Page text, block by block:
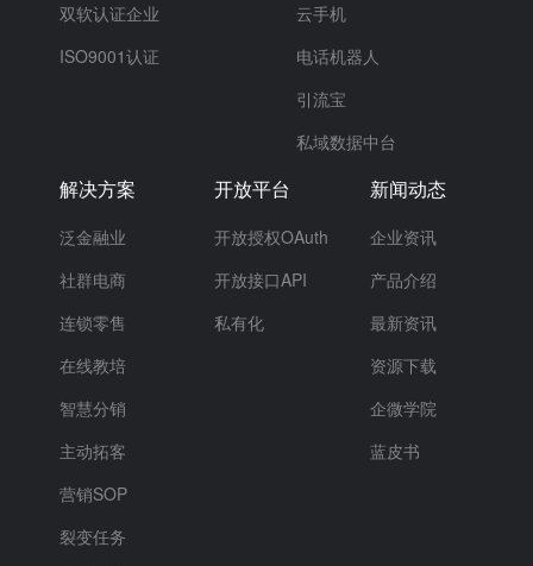
双软认证企业
ISO9001认证
云手机
电话机器人
引流宝
私域数据中台
解决方案
泛金融业
社群电商
连锁零售
在线教培
智慧分销
主动拓客
营销SOP
裂变任务
开放平台
开放授权OAuth
开放接口API
私有化
新闻动态
企业资讯
产品介绍
最新资讯
资源下载
企微学院
蓝皮书